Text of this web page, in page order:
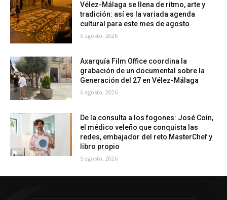
Vélez-Málaga se llena de ritmo, arte y
tradición: así es la variada agenda
cultural para este mes de agosto
6 agosto, 2026
Axarquía Film Office coordina la
grabación de un documental sobre la
Generación del 27 en Vélez-Málaga
6 agosto, 2026
De la consulta a los fogones: José Coín,
el médico veleño que conquista las
redes, embajador del reto MasterChef y
libro propio
5 agosto, 2026